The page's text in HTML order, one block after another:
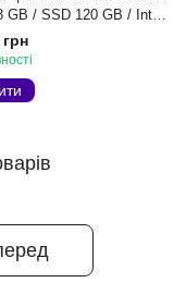
GB / SSD 120 GB / Intel
520 / Клас B / БУ